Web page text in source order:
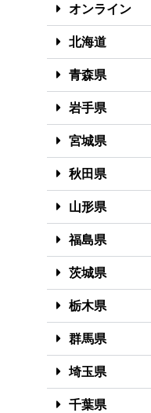
オンライン
北海道
青森県
岩手県
宮城県
秋田県
山形県
福島県
茨城県
栃木県
群馬県
埼玉県
千葉県